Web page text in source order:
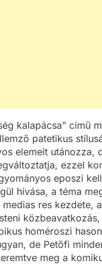
kalapácsa” című
patetikus
elemeit utánozza,
ezzel
eposzi
hívása, a téma
res kezdete,
homéroszi
de Petőfi
meg a